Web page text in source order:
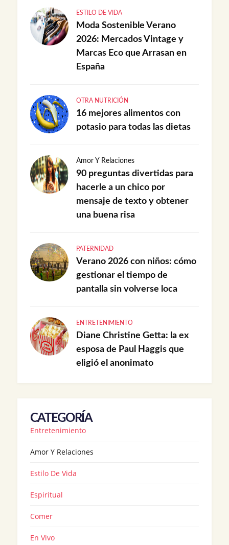
ESTILO DE VIDA
Moda Sostenible Verano
2026: Mercados Vintage y
Marcas Eco que Arrasan en
España
OTRA NUTRICIÓN
16 mejores alimentos con
potasio para todas las dietas
Amor Y Relaciones
90 preguntas divertidas para
hacerle a un chico por
mensaje de texto y obtener
una buena risa
PATERNIDAD
Verano 2026 con niños: cómo
gestionar el tiempo de
pantalla sin volverse loca
ENTRETENIMIENTO
Diane Christine Getta: la ex
esposa de Paul Haggis que
eligió el anonimato
CATEGORÍA
Entretenimiento
Amor Y Relaciones
Estilo De Vida
Espiritual
Comer
En Vivo